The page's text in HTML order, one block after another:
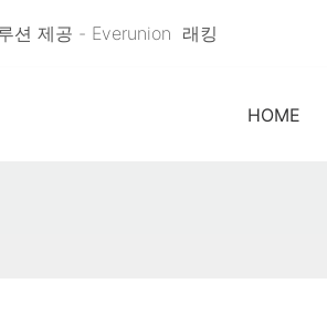
션 제공 - Everunion 래킹
HOME